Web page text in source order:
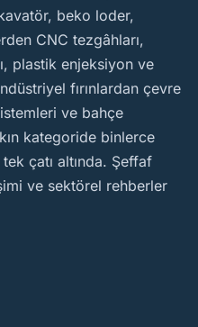
beko loder,
CNC tezgâhları,
plastik enjeksiyon ve
fırınlardan çevre
ve bahçe
kategoride binlerce
tek çatı altında. Şeffaf
ve sektörel rehberler